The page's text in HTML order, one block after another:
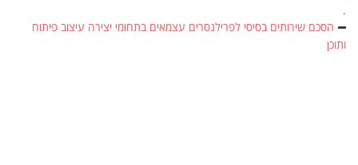
.
הסכם שירותים בסיסי לפרילנסרים עצמאים בתחומי יצירה עיצוב פיתוח
ותוכן